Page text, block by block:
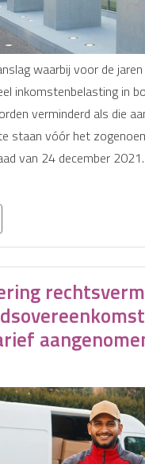
waarbij voor de
inkomstenbelasting in
verminderd als die
staan vóór het
van 24 december